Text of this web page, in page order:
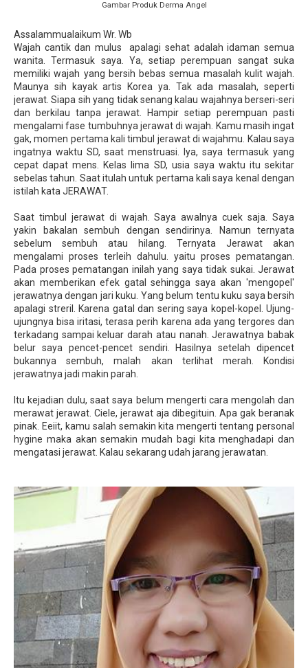
Gambar Produk Derma Angel
Assalammualaikum Wr. Wb
Wajah cantik dan mulus apalagi sehat adalah idaman semua
wanita. Termasuk saya. Ya, setiap perempuan sangat suka
memiliki wajah yang bersih bebas semua masalah kulit wajah.
Maunya sih kayak artis Korea ya. Tak ada masalah, seperti
jerawat. Siapa sih yang tidak senang kalau wajahnya berseri-seri
dan berkilau tanpa jerawat. Hampir setiap perempuan pasti
mengalami fase tumbuhnya jerawat di wajah. Kamu masih ingat
gak, momen pertama kali timbul jerawat di wajahmu. Kalau saya
ingatnya waktu SD, saat menstruasi. Iya, saya termasuk yang
cepat dapat mens. Kelas lima SD, usia saya waktu itu sekitar
sebelas tahun. Saat itulah untuk pertama kali saya kenal dengan
istilah kata JERAWAT.
Saat timbul jerawat di wajah. Saya awalnya cuek saja. Saya
yakin bakalan sembuh dengan sendirinya. Namun ternyata
sebelum sembuh atau hilang. Ternyata Jerawat akan
mengalami proses terleih dahulu. yaitu proses pematangan.
Pada proses pematangan inilah yang saya tidak sukai. Jerawat
akan memberikan efek gatal sehingga saya akan 'mengopel'
jerawatnya dengan jari kuku. Yang belum tentu kuku saya bersih
apalagi streril. Karena gatal dan sering saya kopel-kopel. Ujung-
ujungnya bisa iritasi, terasa perih karena ada yang tergores dan
terkadang sampai keluar darah atau nanah. Jerawatnya babak
belur saya pencet-pencet sendiri. Hasilnya setelah dipencet
bukannya sembuh, malah akan terlihat merah. Kondisi
jerawatnya jadi makin parah.
Itu kejadian dulu, saat saya belum mengerti cara mengolah dan
merawat jerawat. Ciele, jerawat aja dibegituin. Apa gak beranak
pinak. Eeiit, kamu salah semakin kita mengerti tentang personal
hygine maka akan semakin mudah bagi kita menghadapi dan
mengatasi jerawat. Kalau sekarang udah jarang jerawatan.